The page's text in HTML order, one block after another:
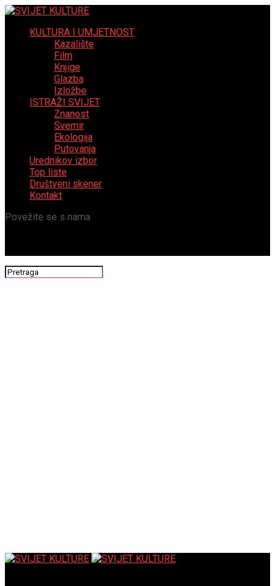
KULTURA I UMJETNOST
Kazalište
Film
Knjige
Glazba
Izložbe
ISTRAŽI SVIJET
Znanost
Svemir
Ekologija
Putovanja
Urednikov izbor
Top liste
Društveni skener
Kontakt
Povežite se s nama